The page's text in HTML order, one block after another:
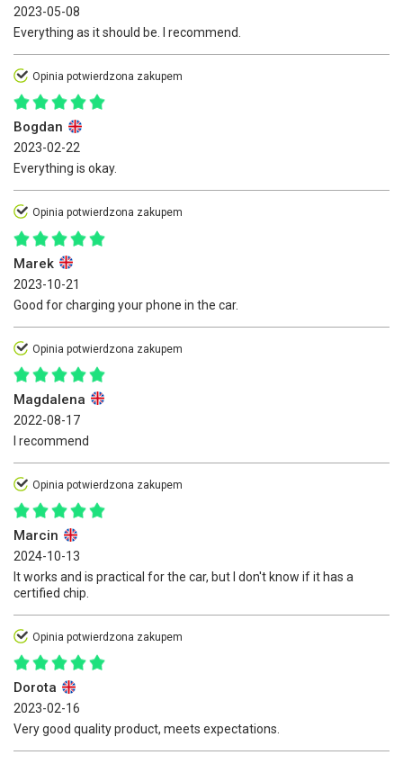
2023-05-08
Everything as it should be. I recommend.
Opinia potwierdzona zakupem
Bogdan
2023-02-22
Everything is okay.
Opinia potwierdzona zakupem
Marek
2023-10-21
Good for charging your phone in the car.
Opinia potwierdzona zakupem
Magdalena
2022-08-17
I recommend
Opinia potwierdzona zakupem
Marcin
2024-10-13
It works and is practical for the car, but I don't know if it has a
certified chip.
Opinia potwierdzona zakupem
Dorota
2023-02-16
Very good quality product, meets expectations.